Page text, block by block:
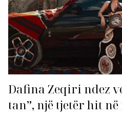
Dafina Zeqiri ndez
tan”, një tjetër hit